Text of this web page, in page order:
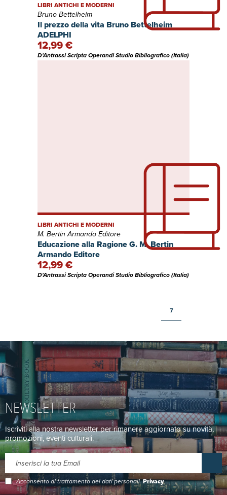
Il prezzo della vita Bruno Bettelheim
ADELPHI
LIBRI ANTICHI E MODERNI
Bruno Bettelheim
12,99 €
D'Antrassi Scripta Operandi Studio Bibliografico (Italia)
Educazione alla Ragione G. M. Bertin
Armando Editore
LIBRI ANTICHI E MODERNI
M. Bertin Armando Editore
12,99 €
D'Antrassi Scripta Operandi Studio Bibliografico (Italia)
7
NEWSLETTER
Iscriviti alla nostra newsletter per rimanere aggiornato su novità,
promozioni, eventi culturali.
Acconsento al trattamento dei dati personali.Privacy